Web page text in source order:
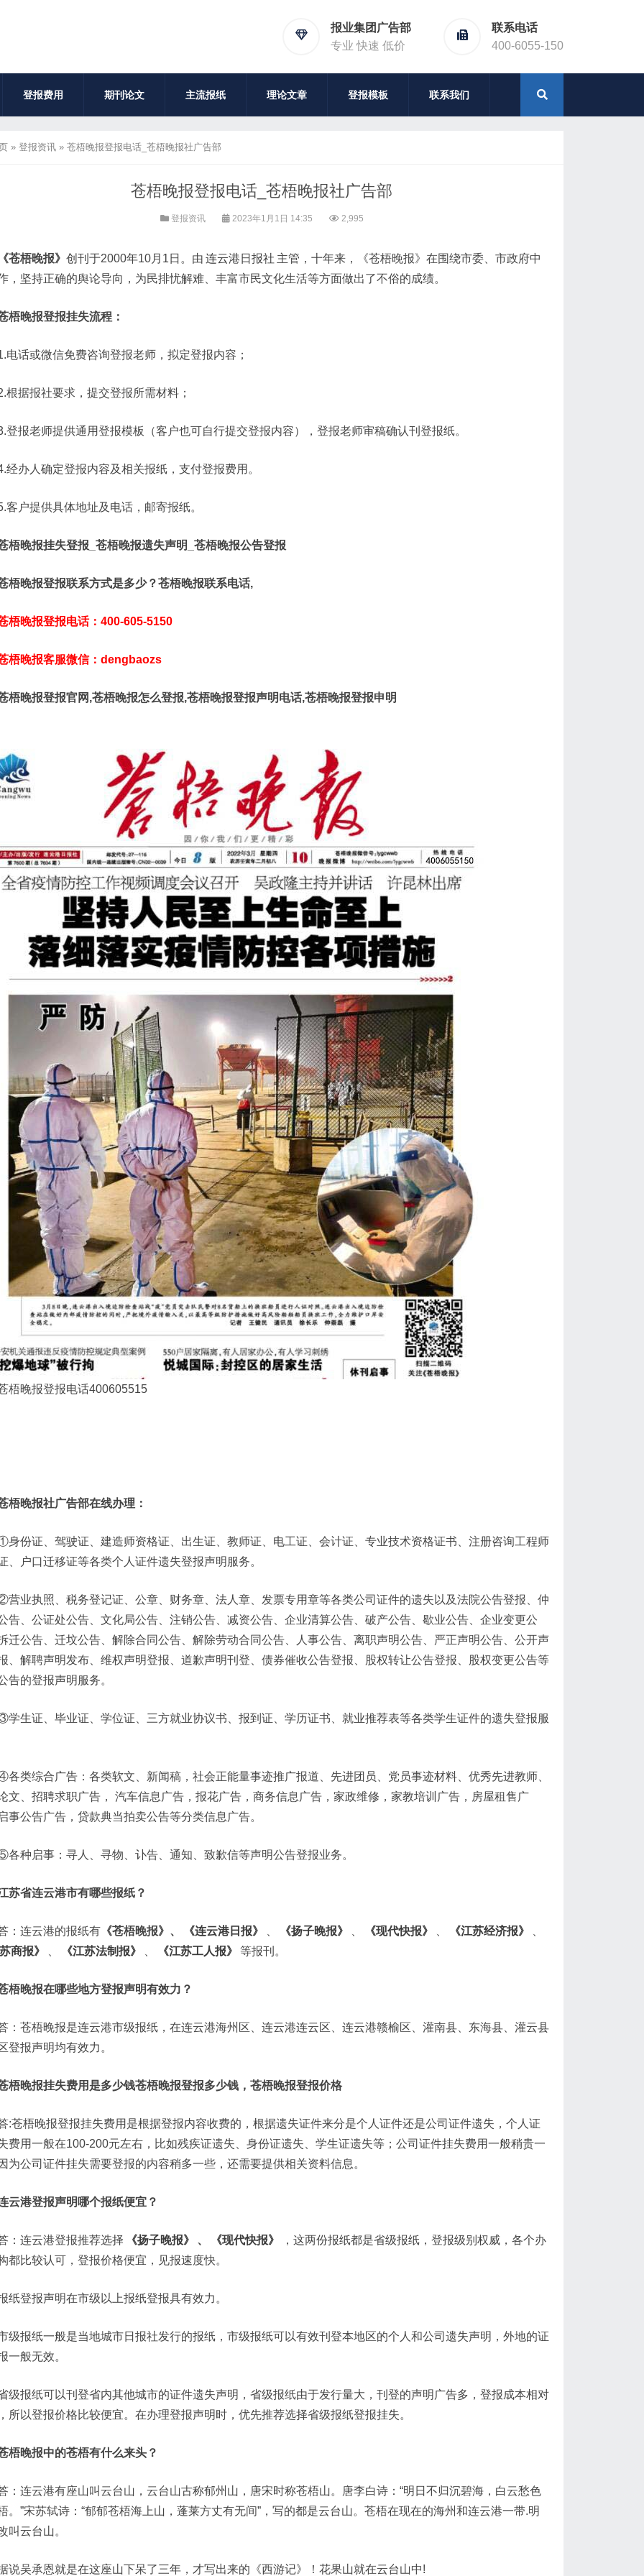
报业集团广告部
专业 快速 低价
联系电话
400-6055-150
登报费用 期刊论文 主流报纸 理论文章 登报模板 联系我们
» 登报资讯 » 苍梧晚报登报电话_苍梧晚报社广告部
苍梧晚报登报电话_苍梧晚报社广告部
登报资讯 2023年1月1日 14:35 2,995
苍梧晚报》 创刊于2000年10月1日。由 连云港日报社 主管，十年来，《苍梧晚报》在围绕市委、市政府中
，坚持正确的舆论导向，为民排忧解难、丰富市民文化生活等方面做出了不俗的成绩。
梧晚报登报挂失流程：
电话或微信免费咨询登报老师，拟定登报内容；
根据报社要求，提交登报所需材料；
登报老师提供通用登报模板（客户也可自行提交登报内容），登报老师审稿确认刊登报纸。
经办人确定登报内容及相关报纸，支付登报费用。
客户提供具体地址及电话，邮寄报纸。
梧晚报挂失登报_苍梧晚报遗失声明_苍梧晚报公告登报
梧晚报登报联系方式是多少？苍梧晚报联系电话,
梧晚报登报电话：400-605-5150
梧晚报客服微信：dengbaozs
梧晚报登报官网,苍梧晚报怎么登报,苍梧晚报登报声明电话,苍梧晚报登报申明
梧晚报登报电话400605515
梧晚报社广告部在线办理：
身份证、驾驶证、建造师资格证、出生证、教师证、电工证、会计证、专业技术资格证书、注册咨询工程师
、户口迁移证等各类个人证件遗失登报声明服务。
营业执照、税务登记证、公章、财务章、法人章、发票专用章等各类公司证件的遗失以及法院公告登报、仲
告、公证处公告、文化局公告、注销公告、减资公告、企业清算公告、破产公告、歇业公告、企业变更公
迁公告、迁坟公告、解除合同公告、解除劳动合同公告、人事公告、离职声明公告、严正声明公告、公开声
、解聘声明发布、维权声明登报、道歉声明刊登、债券催收公告登报、股权转让公告登报、股权变更公告等
告的登报声明服务。
学生证、毕业证、学位证、三方就业协议书、报到证、学历证书、就业推荐表等各类学生证件的遗失登报服
各类综合广告：各类软文、新闻稿，社会正能量事迹推广报道、先进团员、党员事迹材料、优秀先进教师、
文、招聘求职广告， 汽车信息广告，报花广告，商务信息广告，家政维修，家教培训广告，房屋租售广
事公告广告，贷款典当拍卖公告等分类信息广告。
各种启事：寻人、寻物、讣告、通知、致歉信等声明公告登报业务。
苏省连云港市有哪些报纸？
：连云港的报纸有 《苍梧晚报》、 《连云港日报》 《扬子晚报》 《现代快报》 《江苏经济报》
商报》
《江苏法制报》 《江苏工人报》 等报刊。
梧晚报在哪些地方登报声明有效力？
：苍梧晚报是连云港市级报纸，在连云港海州区、连云港连云区、连云港赣榆区、灌南县、东海县、灌云县
登报声明均有效力。
梧晚报挂失费用是多少钱苍梧晚报登报多少钱，苍梧晚报登报价格
:苍梧晚报登报挂失费用是根据登报内容收费的，根据遗失证件来分是个人证件还是公司证件遗失，个人证
费用一般在100-200元左右，比如残疾证遗失、身份证遗失、学生证遗失等；公司证件挂失费用一般稍贵一
为公司证件挂失需要登报的内容稍多一些，还需要提供相关资料信息。
云港登报声明哪个报纸便宜？
：连云港登报推荐选择 《扬子晚报》 、 《现代快报》
，这两份报纸都是省级报纸，登报级别权威，各个办
都比较认可，登报价格便宜，见报速度快。
纸登报声明在市级以上报纸登报具有效力。
级报纸一般是当地城市日报社发行的报纸，市级报纸可以有效刊登本地区的个人和公司遗失声明，外地的证
一般无效。
级报纸可以刊登省内其他城市的证件遗失声明，省级报纸由于发行量大，刊登的声明广告多，登报成本相对
所以登报价格比较便宜。在办理登报声明时，优先推荐选择省级报纸登报挂失。
梧晚报中的苍梧有什么来头？
：连云港有座山叫云台山，云台山古称郁州山，唐宋时称苍梧山。唐李白诗：“明日不归沉碧海，白云愁色
。”宋苏轼诗：“郁郁苍梧海上山，蓬莱方丈有无间”，写的都是云台山。苍梧在现在的海州和连云港一带.明
叫云台山。
说吴承恩就是在这座山下呆了三年，才写出来的《西游记》！花果山就在云台山中!